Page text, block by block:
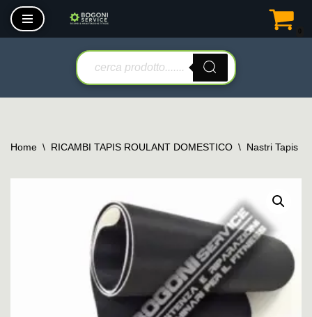
Vai
Home \ RICAMBI TAPIS ROULANT DOMESTICO \ Nastri Tapis